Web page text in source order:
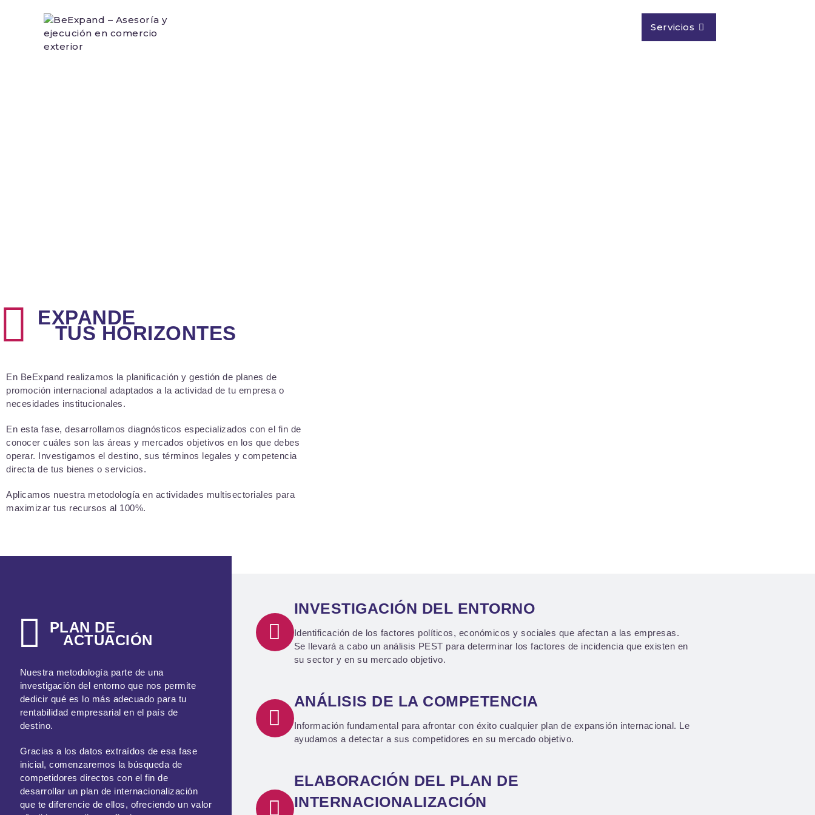
Servicios
EXPANDE
TUS HORIZONTES
En BeExpand realizamos la planificación y gestión de planes de
promoción internacional adaptados a la actividad de tu empresa o
necesidades institucionales.
En esta fase, desarrollamos diagnósticos especializados con el fin de
conocer cuáles son las áreas y mercados objetivos en los que debes
operar. Investigamos el destino, sus términos legales y competencia
directa de tus bienes o servicios.
Aplicamos nuestra metodología en actividades multisectoriales para
maximizar tus recursos al 100%.
PLAN DE
ACTUACIÓN
Nuestra metodología parte de una
investigación del entorno que nos permite
dedicir qué es lo más adecuado para tu
rentabilidad empresarial en el país de
destino.
Gracias a los datos extraídos de esa fase
inicial, comenzaremos la búsqueda de
competidores directos con el fin de
desarrollar un plan de internacionalización
que te diferencie de ellos, ofreciendo un valor
INVESTIGACIÓN DEL ENTORNO
Identificación de los factores políticos, económicos y sociales que afectan a las empresas.
Se llevará a cabo un análisis PEST para determinar los factores de incidencia que existen en
su sector y en su mercado objetivo.
ANÁLISIS DE LA COMPETENCIA
Información fundamental para afrontar con éxito cualquier plan de expansión internacional. Le
ayudamos a detectar a sus competidores en su mercado objetivo.
ELABORACIÓN DEL PLAN DE
INTERNACIONALIZACIÓN